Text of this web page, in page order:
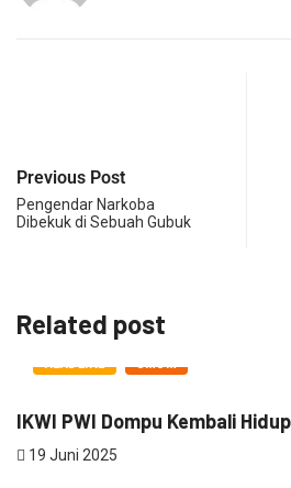
Previous Post
Pengendar Narkoba
Dibekuk di Sebuah Gubuk
Related post
IKWI PWI Dompu Kembali
19 Juni 2025